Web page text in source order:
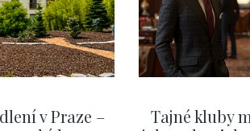
v Praze –
Tajné kluby